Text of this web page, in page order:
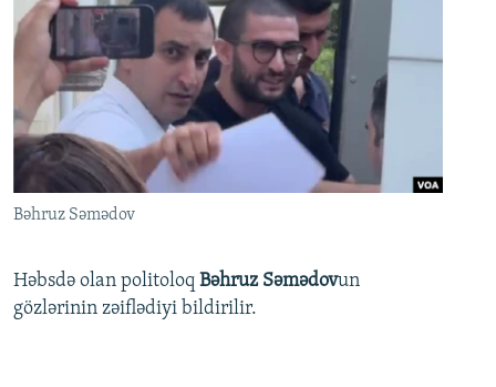
Bəhruz Səmədov
Həbsdə olan politoloq Bəhruz Səmədovun
gözlərinin zəiflədiyi bildirilir.